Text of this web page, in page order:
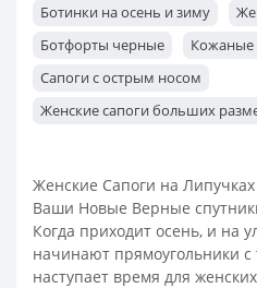
Ботинки на осень и зиму
Ботфорты черные
Кожаные
Сапоги с острым носом
Женские сапоги больших
Женские сапоги на платформе
Сапоги бежевые женские
Теплые сапоги женские
Сапоги весенние женские
Женские Сапоги на
Ваши Новые Верные
Когда приходит осень, и на
начинают прямоугольники с
наступает время для